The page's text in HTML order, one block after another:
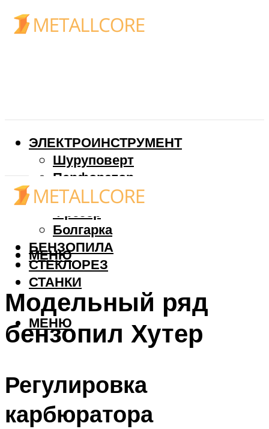
ЭЛЕКТРОИНСТРУМЕНТ
Шуруповерт
Перфоратор
Дрель
Фрезер
Болгарка
БЕНЗОПИЛА
СТЕКЛОРЕЗ
СТАНКИ
МЕНЮ
МЕНЮ
Модельный ряд
бензопил Хутер
Регулировка
карбюратора